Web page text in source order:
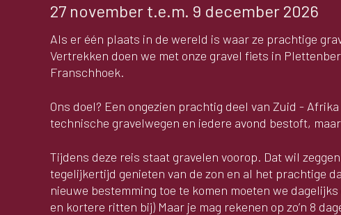
27 november t.e.m. 9 december 2026
Als er één plaats in de wereld is waar ze prachtige
Vertrekken doen we met onze gravel fiets in
Franschhoek.
Ons doel? Een ongezien prachtig deel van Zuid -
technische gravelwegen en iedere avond bestoft,
Tijdens deze reis staat gravelen voorop. Dat wil
tegelijkertijd genieten van de zon en al het prachtige
nieuwe bestemming toe te komen moeten we
en kortere ritten bij) Maar je mag rekenen op zo’n 8